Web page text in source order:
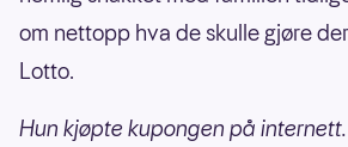
om nettopp hva de skulle gjøre
Lotto.
Hun kjøpte kupongen på internett.